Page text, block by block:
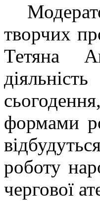
творчих
Тетяна
формами
роботу
чергової